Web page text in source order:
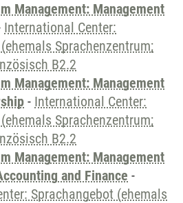
Management: Management
International Center:
Sprachenzentrum;
B2.2
Management: Management
- International Center:
Sprachenzentrum;
B2.2
Management: Management
and Finance -
Sprachangebot (ehemals